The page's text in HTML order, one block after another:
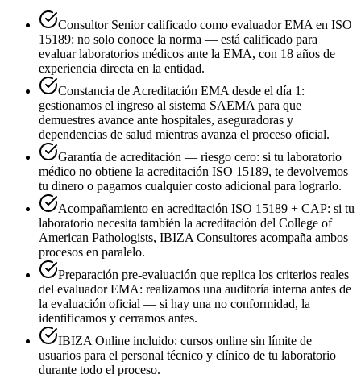
Consultor Senior calificado como evaluador EMA en ISO
15189: no solo conoce la norma — está calificado para
evaluar laboratorios médicos ante la EMA, con 18 años de
experiencia directa en la entidad.
Constancia de Acreditación EMA desde el día 1:
gestionamos el ingreso al sistema SAEMA para que
demuestres avance ante hospitales, aseguradoras y
dependencias de salud mientras avanza el proceso oficial.
Garantía de acreditación — riesgo cero: si tu laboratorio
médico no obtiene la acreditación ISO 15189, te devolvemos
tu dinero o pagamos cualquier costo adicional para lograrlo.
Acompañamiento en acreditación ISO 15189 + CAP: si tu
laboratorio necesita también la acreditación del College of
American Pathologists, IBIZA Consultores acompaña ambos
procesos en paralelo.
Preparación pre-evaluación que replica los criterios reales
del evaluador EMA: realizamos una auditoría interna antes de
la evaluación oficial — si hay una no conformidad, la
identificamos y cerramos antes.
IBIZA Online incluido: cursos online sin límite de
usuarios para el personal técnico y clínico de tu laboratorio
durante todo el proceso.